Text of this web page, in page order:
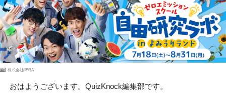
PR 株式会社JERA
おはようございます。QuizKnock編集部です。